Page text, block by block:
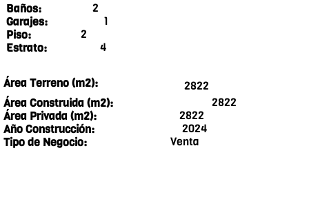
Baños:
2
Garajes:
1
Piso:
2
Estrato:
4
Área Terreno (m2):
2822
Área Construida (m2):
2822
Área Privada (m2):
2822
Año Construcción:
2024
Tipo de Negocio:
Venta